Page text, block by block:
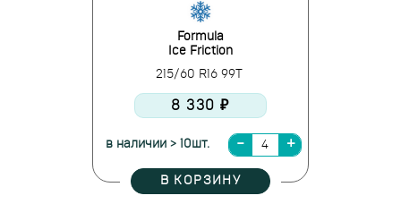
Formula
Ice Friction
215/60 R16 99T
8 330 ₽
в наличии > 10шт.
В КОРЗИНУ